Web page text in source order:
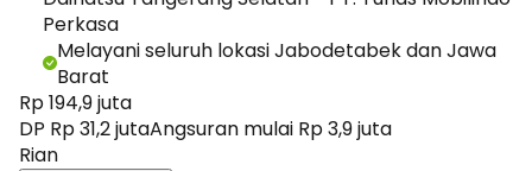
Perkasa
Melayani seluruh lokasi Jabodetabek dan Jawa
Barat
Rp 194,9 juta
DP Rp 31,2 jutaAngsuran mulai Rp 3,9 juta
Rian